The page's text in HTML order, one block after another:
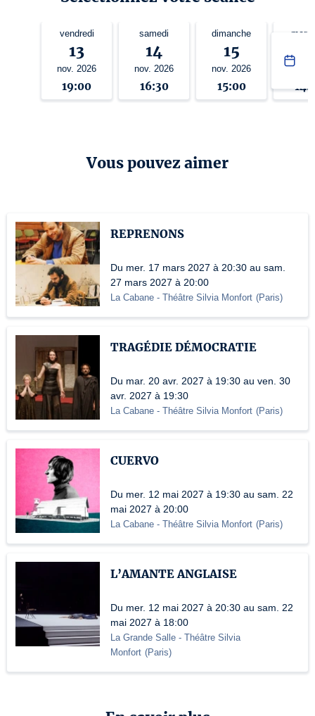
vendredi
13
nov. 2026
19:00
samedi
14
nov. 2026
16:30
dimanche
15
nov. 2026
15:00
nov.
Vous pouvez aimer
REPRENONS
Du mer. 17 mars 2027 à 20:30 au sam.
27 mars 2027 à 20:00
La Cabane - Théâtre Silvia Monfort (Paris)
TRAGÉDIE DÉMOCRATIE
Du mar. 20 avr. 2027 à 19:30 au ven. 30
avr. 2027 à 19:30
La Cabane - Théâtre Silvia Monfort (Paris)
CUERVO
Du mer. 12 mai 2027 à 19:30 au sam. 22
mai 2027 à 20:00
La Cabane - Théâtre Silvia Monfort (Paris)
L’AMANTE ANGLAISE
Du mer. 12 mai 2027 à 20:30 au sam. 22
mai 2027 à 18:00
La Grande Salle - Théâtre Silvia
Monfort (Paris)